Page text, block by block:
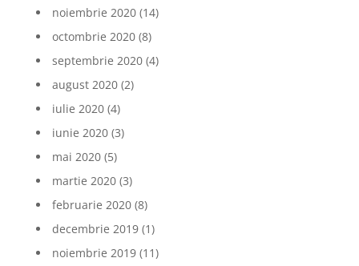
noiembrie 2020(14)
octombrie 2020(8)
septembrie 2020(4)
august 2020(2)
iulie 2020(4)
iunie 2020(3)
mai 2020(5)
martie 2020(3)
februarie 2020(8)
decembrie 2019(1)
noiembrie 2019(11)